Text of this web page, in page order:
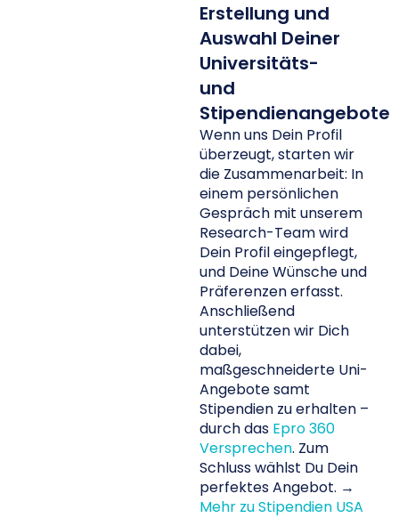
Erstellung und
Auswahl Deiner
Universitäts-
und
Stipendienangebote
Wenn uns Dein Profil
überzeugt, starten wir
die Zusammenarbeit: In
einem persönlichen
Gespräch mit unserem
Research-Team wird
Dein Profil eingepflegt,
und Deine Wünsche und
Präferenzen erfasst.
Anschließend
unterstützen wir Dich
dabei,
maßgeschneiderte Uni-
Angebote samt
Stipendien zu erhalten –
durch das Epro 360
Versprechen. Zum
Schluss wählst Du Dein
perfektes Angebot. →
Mehr zu Stipendien USA